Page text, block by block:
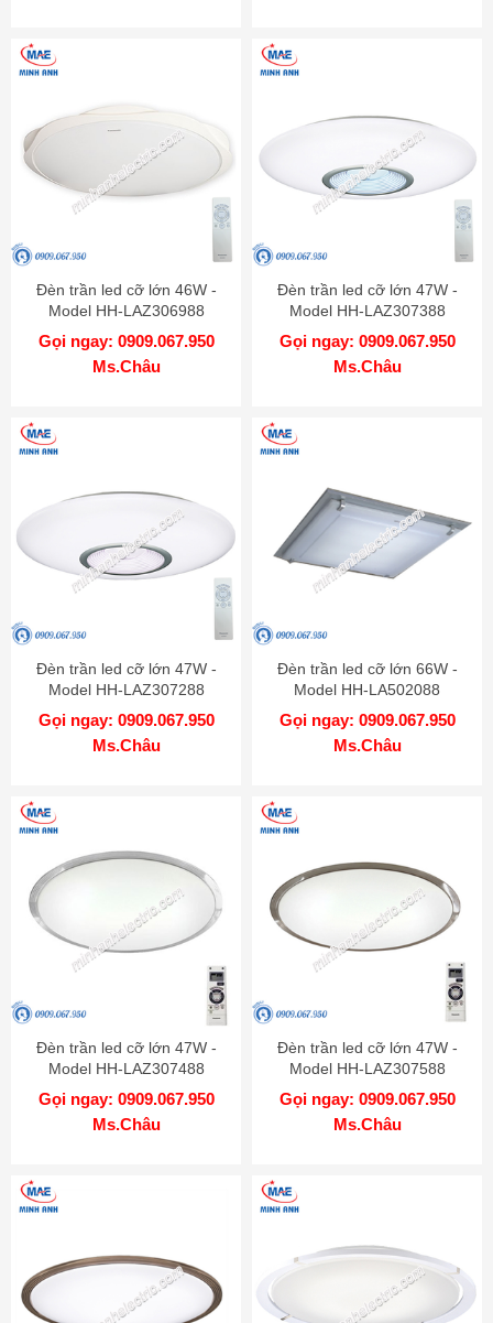
Đèn trần led cỡ lớn 46W -
Model HH-LAZ306988
Gọi ngay: 0909.067.950
Ms.Châu
Đèn trần led cỡ lớn 47W -
Model HH-LAZ307388
Gọi ngay: 0909.067.950
Ms.Châu
Đèn trần led cỡ lớn 47W -
Model HH-LAZ307288
Gọi ngay: 0909.067.950
Ms.Châu
Đèn trần led cỡ lớn 66W -
Model HH-LA502088
Gọi ngay: 0909.067.950
Ms.Châu
Đèn trần led cỡ lớn 47W -
Model HH-LAZ307488
Gọi ngay: 0909.067.950
Ms.Châu
Đèn trần led cỡ lớn 47W -
Model HH-LAZ307588
Gọi ngay: 0909.067.950
Ms.Châu